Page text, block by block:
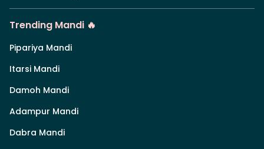
Trending Mandi 🔥
Pipariya Mandi
Itarsi Mandi
Damoh Mandi
Adampur Mandi
Dabra Mandi